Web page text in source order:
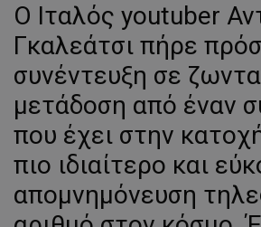
Ο Ιταλός youtuber
Γκαλεάτσι πήρε
συνέντευξη σε
μετάδοση από έναν
που έχει στην
πιο ιδιαίτερο και
απομνημόνευση